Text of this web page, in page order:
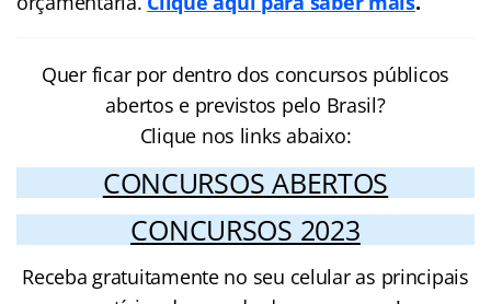
Quer ficar por dentro dos concursos públicos
abertos e previstos pelo Brasil?
Clique nos links abaixo:
CONCURSOS ABERTOS
CONCURSOS 2023
Receba gratuitamente no seu celular as principais